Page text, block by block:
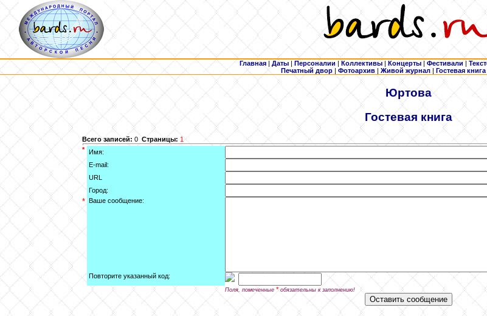
Главная | Даты | Персоналии | Коллективы | Концерты | Фестивали |
Печатный двор | Фотоархив | Живой журнал | Гостевая книга
Юртова
Гостевая книга
Всего записей: 0 Страницы: 1
*
Имя:
E-mail:
URL
Город:
* Ваше сообщение:
Повторите указанный код:
Поля, помеченные*обязательны к заполнению!